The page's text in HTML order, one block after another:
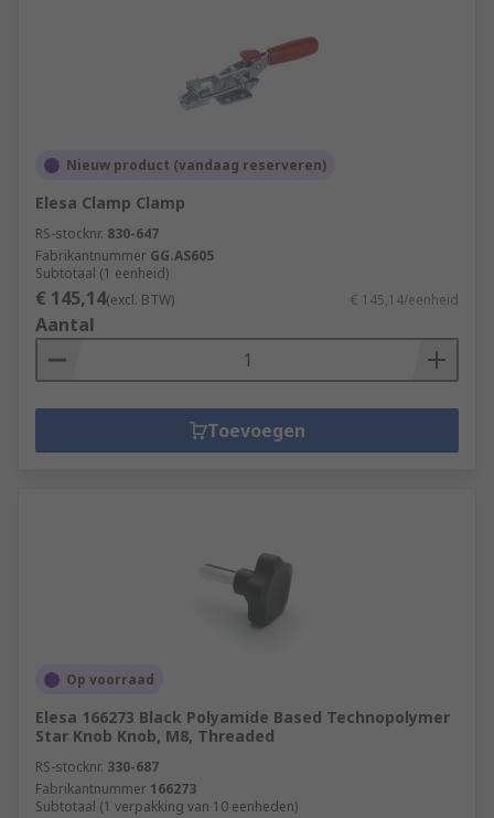
Nieuw product (vandaag reserveren)
Elesa Clamp Clamp
RS-stocknr. 830-647
Fabrikantnummer GG.AS605
Subtotaal (1 eenheid)
€ 145,14(excl. BTW) € 145,14/eenheid
Aantal
Toevoegen
Op voorraad
Elesa 166273 Black Polyamide Based Technopolymer
Star Knob Knob, M8, Threaded
RS-stocknr. 330-687
Fabrikantnummer 166273
Subtotaal (1 verpakking van 10 eenheden)